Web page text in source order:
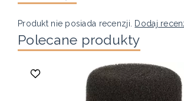
Produkt nie posiada recenzji. Dodaj
Polecane produkty